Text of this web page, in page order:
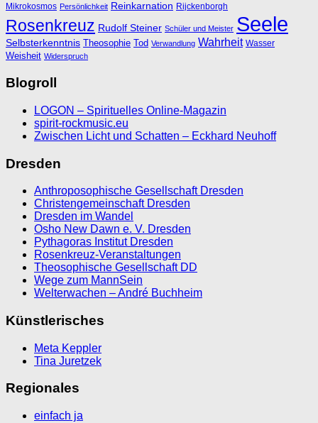
Mikrokosmos Persönlichkeit Reinkarnation Rijckenborgh
Rosenkreuz Rudolf Steiner Schüler und Meister Seele
Selbsterkenntnis Theosophie Tod Verwandlung Wahrheit Wasser
Weisheit Widerspruch
Blogroll
LOGON – Spirituelles Online-Magazin
spirit-rockmusic.eu
Zwischen Licht und Schatten – Eckhard Neuhoff
Dresden
Anthroposophische Gesellschaft Dresden
Christengemeinschaft Dresden
Dresden im Wandel
Osho New Dawn e. V. Dresden
Pythagoras Institut Dresden
Rosenkreuz-Veranstaltungen
Theosophische Gesellschaft DD
Wege zum MannSein
Welterwachen – André Buchheim
Künstlerisches
Meta Keppler
Tina Juretzek
Regionales
einfach ja